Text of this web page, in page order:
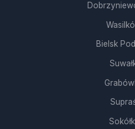
Bielsk